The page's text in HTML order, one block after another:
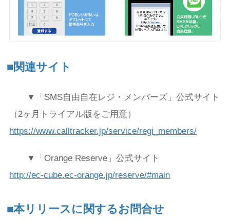
■関連サイト
▼「SMS自由自在レジ・メンバーズ」公式サイト
（2ヶ月トライアル版をご用意）
https://www.calltracker.jp/service/regi_members/
▼「Orange Reserve」公式サイト
http://ec-cube.ec-orange.jp/reserve/#main
■本リリースに関するお問合せ